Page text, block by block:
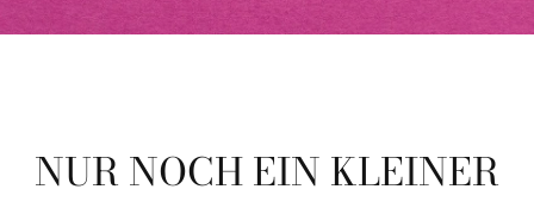
NUR NOCH EIN KLEINER